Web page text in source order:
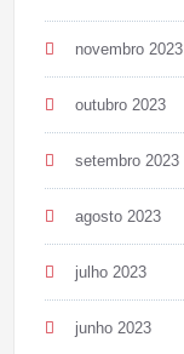
novembro 2023
outubro 2023
setembro 2023
agosto 2023
julho 2023
junho 2023